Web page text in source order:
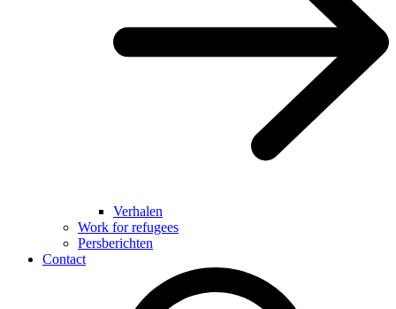
Verhalen
Work for refugees
Persberichten
Contact